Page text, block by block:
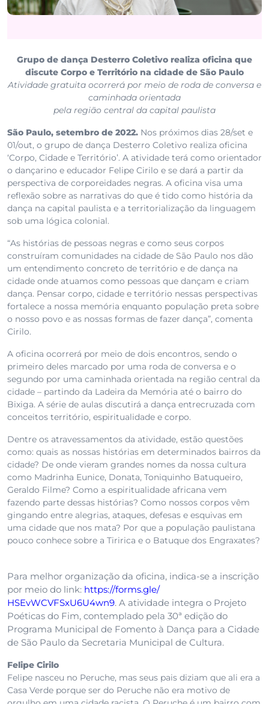
Grupo de dança Desterro Coletivo realiza oficina que
discute Corpo e Território na cidade de São Paulo
Atividade gratuita ocorrerá por meio de roda de conversa e
caminhada orientada
pela região central da capital paulista
São Paulo, setembro de 2022. Nos próximos dias 28/set e
01/out, o grupo de dança Desterro Coletivo realiza oficina
‘Corpo, Cidade e Território’. A atividade terá como orientador
o dançarino e educador Felipe Cirilo e se dará a partir da
perspectiva de corporeidades negras. A oficina visa uma
reflexão sobre as narrativas do que é tido como história da
dança na capital paulista e a territorialização da linguagem
sob uma lógica colonial.
“As histórias de pessoas negras e como seus corpos
construíram comunidades na cidade de São Paulo nos dão
um entendimento concreto de território e de dança na
cidade onde atuamos como pessoas que dançam e criam
dança. Pensar corpo, cidade e território nessas perspectivas
fortalece a nossa memória enquanto população preta sobre
o nosso povo e as nossas formas de fazer dança”, comenta
Cirilo.
A oficina ocorrerá por meio de dois encontros, sendo o
primeiro deles marcado por uma roda de conversa e o
segundo por uma caminhada orientada na região central da
cidade – partindo da Ladeira da Memória até o bairro do
Bixiga. A série de aulas discutirá a dança entrecruzada com
conceitos território, espiritualidade e corpo.
Dentre os atravessamentos da atividade, estão questões
como: quais as nossas histórias em determinados bairros da
cidade? De onde vieram grandes nomes da nossa cultura
como Madrinha Eunice, Donata, Toniquinho Batuqueiro,
Geraldo Filme? Como a espiritualidade africana vem
fazendo parte dessas histórias? Como nossos corpos vêm
gingando entre alegrias, ataques, defesas e esquivas em
uma cidade que nos mata? Por que a população paulistana
pouco conhece sobre a Tiririca e o Batuque dos Engraxates?
Para melhor organização da oficina, indica-se a inscrição
por meio do link: https://forms.gle/
HSEvWCVFSxU6U4wn9. A atividade integra o Projeto
Poéticas do Fim, contemplado pela 30ª edição do
Programa Municipal de Fomento à Dança para a Cidade
de São Paulo da Secretaria Municipal de Cultura.
Felipe Cirilo
Felipe nasceu no Peruche, mas seus pais diziam que ali era a
Casa Verde porque ser do Peruche não era motivo de